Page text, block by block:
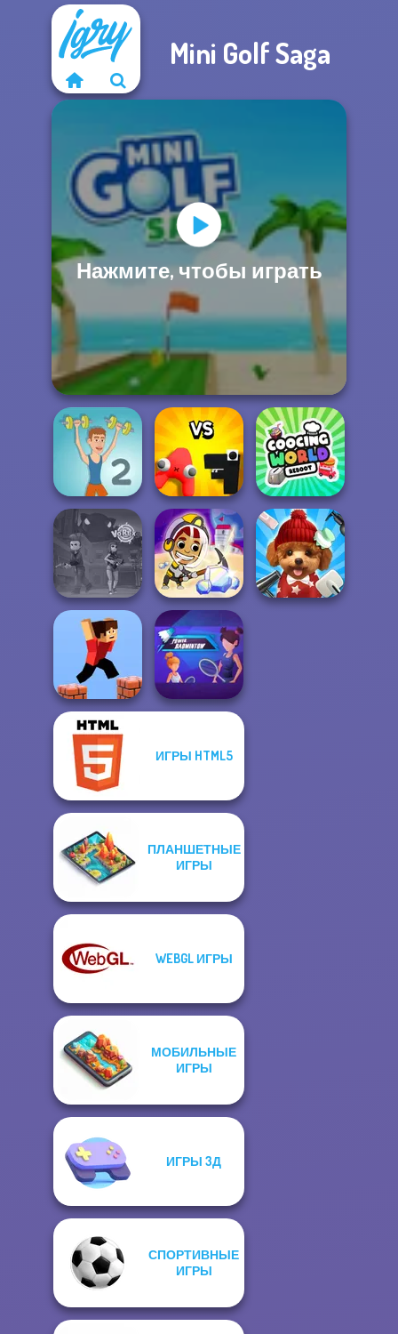
Mini Golf Saga
Нажмите, чтобы играть
Muscle Clicker 2
Alphabet: Merge
And Fight
Cooking World
Reborn
Vortex 9
Idle Miner Space
Rush
Parkour Block 3D
Power
ИГРЫ HTML5
ПЛАНШЕТНЫЕ
ИГРЫ
WEBGL ИГРЫ
МОБИЛЬНЫЕ
ИГРЫ
ИГРЫ 3Д
СПОРТИВНЫЕ
ИГРЫ